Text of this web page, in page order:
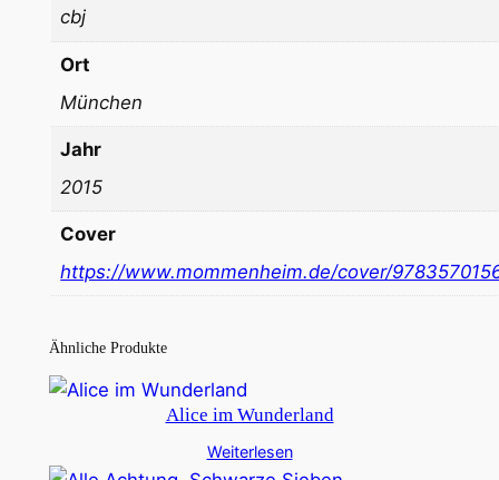
cbj
Ort
München
Jahr
2015
Cover
https://www.mommenheim.de/cover/
Ähnliche Produkte
Alice im Wunderland
Weiterlesen